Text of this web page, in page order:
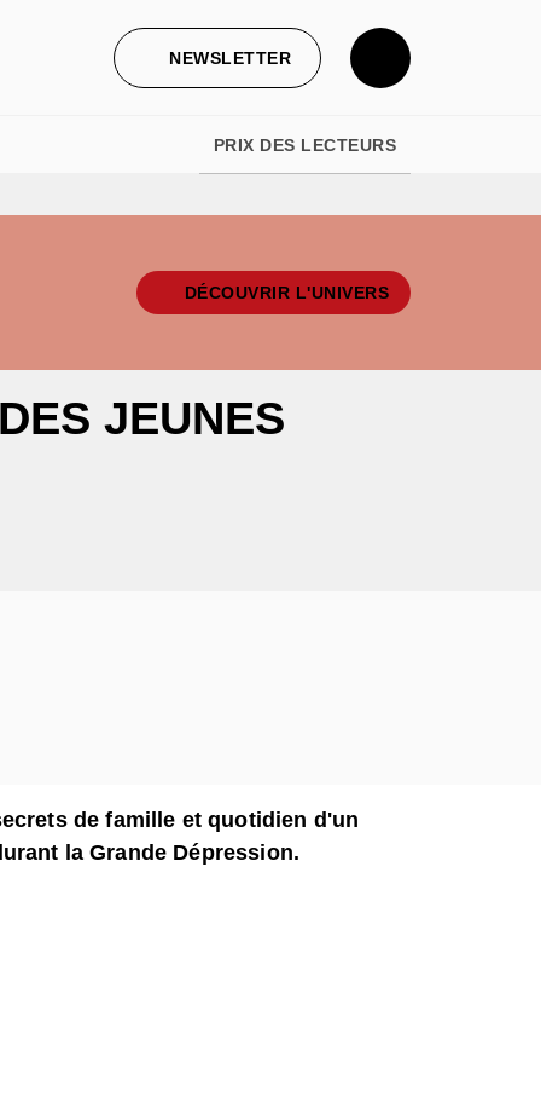
NEWSLETTER
PRIX DES LECTEURS
DÉCOUVRIR L'UNIVERS
JEUNES
de famille et quotidien d'un
la Grande Dépression.